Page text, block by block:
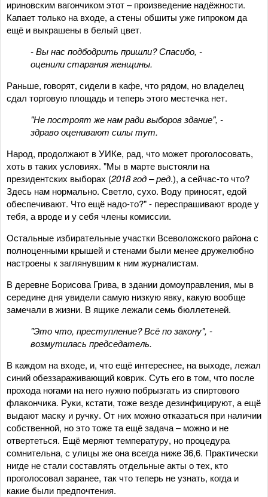
ириновским вагончиком этот – произведение надёжности.
Капает только на входе, а стены обшиты уже гипроком да
ещё и выкрашены в белый цвет.
- Вы нас подбодрить пришли? Спасибо, -
оценили старания женщины.
Раньше, говорят, сидели в кафе, что рядом, но владелец
сдал торговую площадь и теперь этого местечка нет.
"Не построят же нам ради выборов здание", -
здраво оценивают силы тут.
Народ, продолжают в УИКе, рад, что может проголосовать,
хоть в таких условиях. "Мы в марте выстояли на
президентских выборах (2018 год – ред.), а сейчас-то что?
Здесь нам нормально. Светло, сухо. Воду приносят, едой
обеспечивают. Что ещё надо-то?" - переспрашивают вроде у
тебя, а вроде и у себя члены комиссии.
Остальные избирательные участки Всеволожского района с
полноценными крышей и стенами были менее дружелюбно
настроены к заглянувшим к ним журналистам.
В деревне Борисова Грива, в здании домоуправления, мы в
середине дня увидели самую низкую явку, какую вообще
замечали в жизни. В ящике лежали семь бюллетеней.
"Это что, преступление? Всё по закону", -
возмутилась председатель.
В каждом на входе, и, что ещё интереснее, на выходе, лежал
синий обеззараживающий коврик. Суть его в том, что после
прохода ногами на него нужно побрызгать из спиртового
флакончика. Руки, кстати, тоже везде дезинфицируют, а ещё
выдают маску и ручку. От них можно отказаться при наличии
собственной, но это тоже та ещё задача – можно и не
отвертеться. Ещё меряют температуру, но процедура
сомнительна, с улицы же она всегда ниже 36,6. Практически
нигде не стали составлять отдельные акты о тех, кто
проголосовал заранее, так что теперь не узнать, когда и
какие были предпочтения.